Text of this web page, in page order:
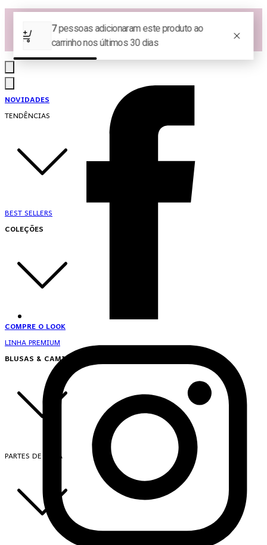
Las Queridas Club🌷 - Ganhe 5% Cashback em pontos na sua compra!
Ganhe 10% OFF na 1ª compra no App: PRIMEIRANOAPP 😍
♡ Coleção Nova: Grace in Motion ♡
NOVIDADES
TENDÊNCIAS
BEST SELLERS
COLEÇÕES
COMPRE O LOOK
LINHA PREMIUM
BLUSAS & CAMISAS
PARTES DE CIMA